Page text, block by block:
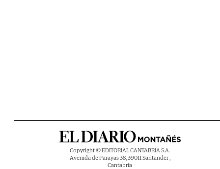
Copyright © EDITORIAL CANTABRIA S.A.
Avenida de Parayas 38, 39011 Santander ,
Cantabria